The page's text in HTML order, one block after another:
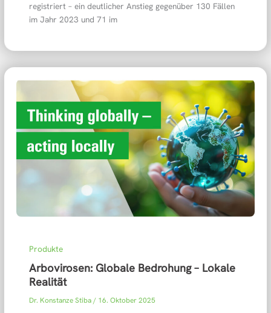
registriert – ein deutlicher Anstieg gegenüber 130 Fällen
im Jahr 2023 und 71 im
Produkte
Arbovirosen: Globale Bedrohung – Lokale
Realität
Dr. Konstanze Stiba/ 16. Oktober 2025